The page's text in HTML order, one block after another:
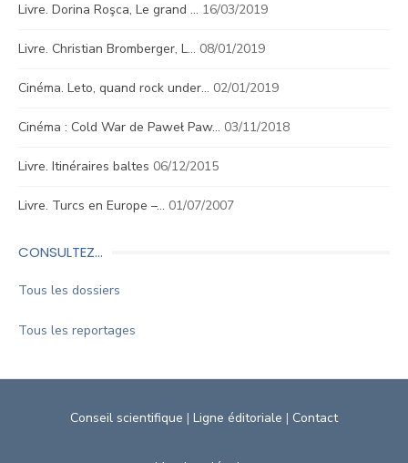
Livre. Dorina Roşca, Le grand … 16/03/2019
Livre. Christian Bromberger, L… 08/01/2019
Cinéma. Leto, quand rock under… 02/01/2019
Cinéma : Cold War de Paweł Paw… 03/11/2018
Livre. Itinéraires baltes 06/12/2015
Livre. Turcs en Europe –… 01/07/2007
CONSULTEZ…
Tous les dossiers
Tous les reportages
Conseil scientifique | Ligne éditoriale | Contact